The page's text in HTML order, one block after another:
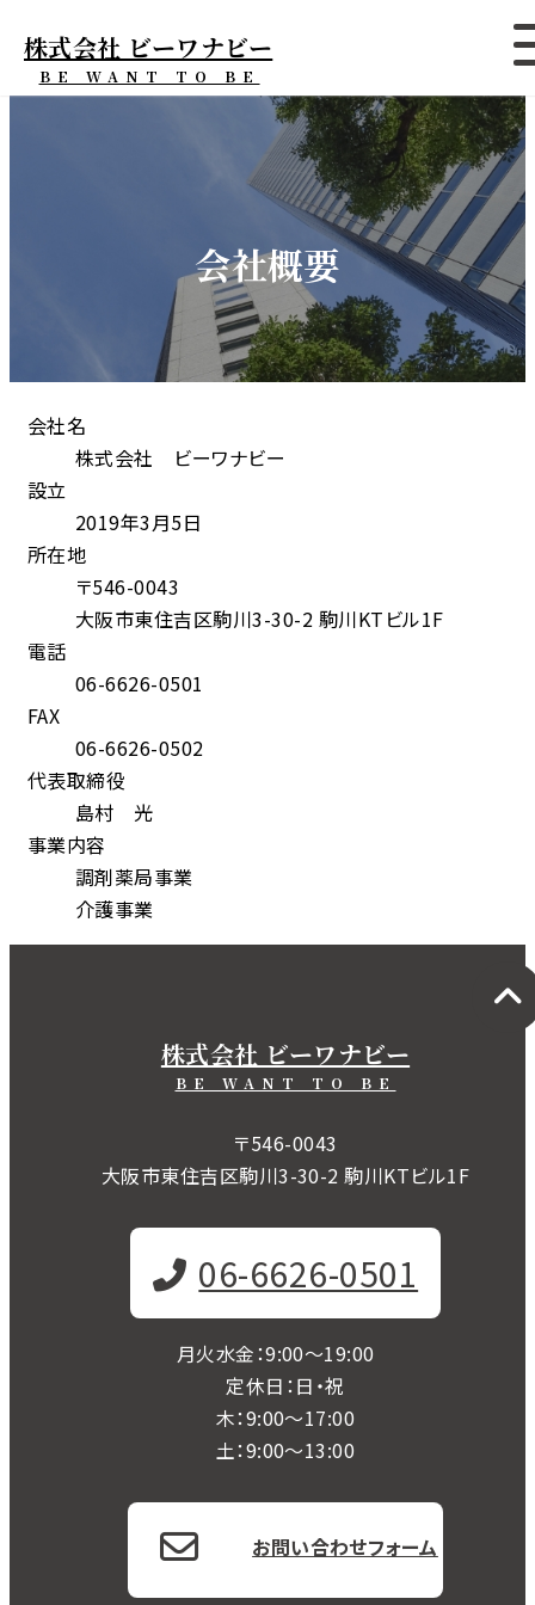
株式会社 ビーワナビー
BE WANT TO BE
会社概要
会社名
株式会社 ビーワナビー
設立
2019年3月5日
所在地
〒546-0043
大阪市東住吉区駒川3-30-2 駒川KTビル1F
電話
06-6626-0501
FAX
06-6626-0502
代表取締役
島村 光
事業内容
調剤薬局事業
介護事業
株式会社 ビーワナビー
BE WANT TO BE
〒546-0043
大阪市東住吉区駒川3-30-2 駒川KTビル1F
06-6626-0501
月火水金：9:00～19:00
定休日：日・祝
木：9:00〜17:00
土：9:00〜13:00
お問い合わせフォーム